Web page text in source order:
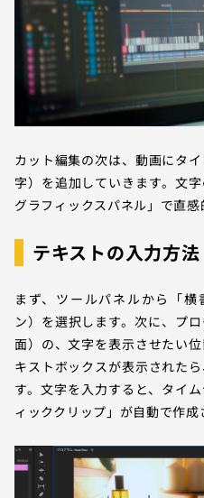
カット編集の次は、動画にタ
字）を追加していきます。文
グラフィックスパネル」で直感
テキストの入力方法
まず、ツールパネルから「
ン）を選択します。次に、プ
面）の、文字を表示させたい
キストボックスが表示された
す。文字を入力すると、タイ
ィッククリップ」が自動で作成